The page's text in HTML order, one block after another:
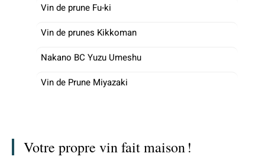
Vin de prune Fu-ki
Vin de prunes Kikkoman
Nakano BC Yuzu Umeshu
Vin de Prune Miyazaki
Votre propre vin fait maison !